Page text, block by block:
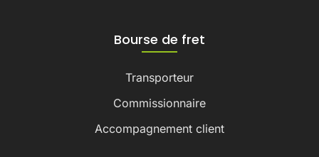
Bourse de fret
Transporteur
Commissionnaire
Accompagnement client